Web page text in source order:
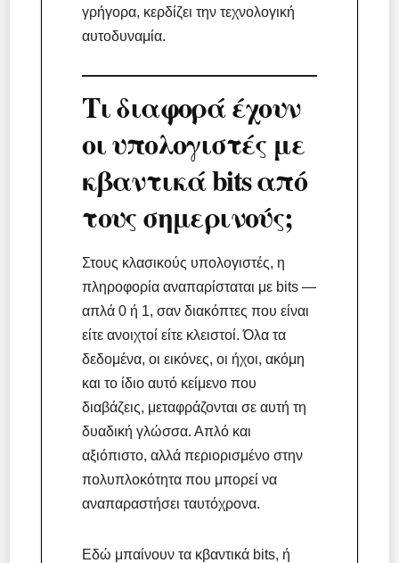
γρήγορα, κερδίζει την τεχνολογική
αυτοδυναμία.
Τι διαφορά έχουν
οι υπολογιστές με
κβαντικά bits από
τους σημερινούς;
Στους κλασικούς υπολογιστές, η
πληροφορία αναπαρίσταται με bits —
απλά 0 ή 1, σαν διακόπτες που είναι
είτε ανοιχτοί είτε κλειστοί. Όλα τα
δεδομένα, οι εικόνες, οι ήχοι, ακόμη
και το ίδιο αυτό κείμενο που
διαβάζεις, μεταφράζονται σε αυτή τη
δυαδική γλώσσα. Απλό και
αξιόπιστο, αλλά περιορισμένο στην
πολυπλοκότητα που μπορεί να
αναπαραστήσει ταυτόχρονα.
Εδώ μπαίνουν τα κβαντικά bits, ή